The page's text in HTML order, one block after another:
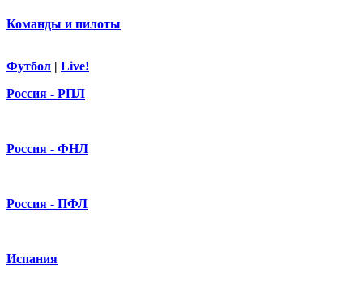
Команды и пилоты
Футбол | Live!
Россия - РПЛ
Россия - ФНЛ
Россия - ПФЛ
Испания